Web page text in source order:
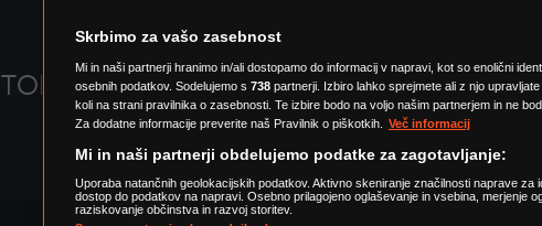
TOR 1 SRE 2 ČET 3
Skrbimo za vašo zasebnost
Mi in naši partnerji hranimo in/ali dostopamo do informacij v napravi, kot so enolični
osebnih podatkov. Sodelujemo s 738 partnerji. Izbiro lahko sprejmete ali z njo
koli na strani pravilnika o zasebnosti. Te izbire bodo na voljo našim partnerjem in ne
Za dodatne informacije preverite naš Pravilnik o piškotkih.
Več informacij
Mi in naši partnerji obdelujemo podatke za zagotavljanje:
Uporaba natančnih geolokacijskih podatkov. Aktivno skeniranje značilnosti naprave za
dostop do podatkov na napravi. Osebno prilagojeno oglaševanje in vsebina, merjenje
raziskovanje občinstva in razvoj storitev.